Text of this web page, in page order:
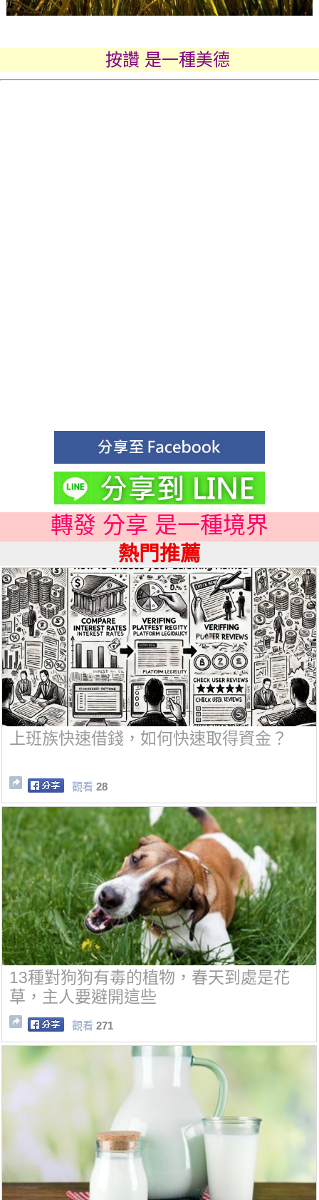
按讚 是一種美德
轉發 分享 是一種境界
熱門推薦
上班族快速借錢，如何快速取得資金？
觀看 28
13種對狗狗有毒的植物，春天到處是花
草，主人要避開這些
觀看 271